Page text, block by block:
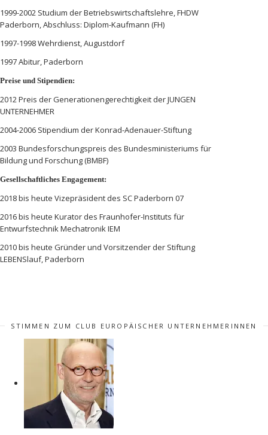
1999-2002 Studium der Betriebswirtschaftslehre, FHDW
Paderborn, Abschluss: Diplom-Kaufmann (FH)
1997-1998 Wehrdienst, Augustdorf
1997 Abitur, Paderborn
Preise und Stipendien:
2012 Preis der Generationengerechtigkeit der JUNGEN
UNTERNEHMER
2004-2006 Stipendium der Konrad-Adenauer-Stiftung
2003 Bundesforschungspreis des Bundesministeriums für
Bildung und Forschung (BMBF)
Gesellschaftliches Engagement:
2018 bis heute Vizepräsident des SC Paderborn 07
2016 bis heute Kurator des Fraunhofer-Instituts für
Entwurfstechnik Mechatronik IEM
2010 bis heute Gründer und Vorsitzender der Stiftung
LEBENSlauf, Paderborn
STIMMEN ZUM CLUB EUROPÄISCHER UNTERNEHMERINNEN